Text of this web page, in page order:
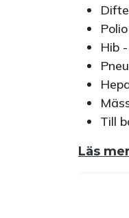
Polio
Hib
Till
Läs